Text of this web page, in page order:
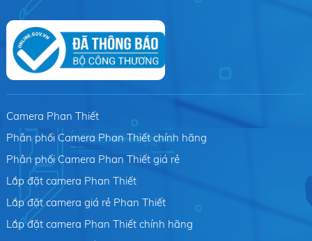
Camera Phan Thiết
Phân phối Camera Phan Thiết chính hãng
Phân phối Camera Phan Thiết giá rẻ
Lắp đặt camera Phan Thiết
Lắp đặt camera giá rẻ Phan Thiết
Lắp đặt camera Phan Thiết chính hãng